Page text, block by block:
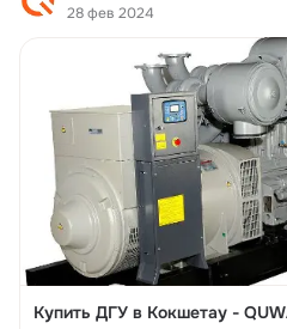
28 фев 2024
Купить ДГУ в Кокшетау -